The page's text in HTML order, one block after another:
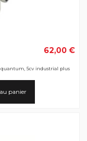
62,00 €
5cv industrial plus
panier